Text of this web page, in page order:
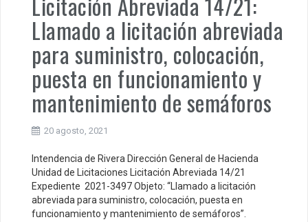
Llamado a licitación abreviada
para suministro, colocación,
puesta en funcionamiento y
mantenimiento de semáforos
20 agosto, 2021
Intendencia de Rivera Dirección General de Hacienda
Unidad de Licitaciones Licitación Abreviada 14/21
Expediente 2021-3497 Objeto: “Llamado a licitación
abreviada para suministro, colocación, puesta en
funcionamiento y mantenimiento de semáforos”.